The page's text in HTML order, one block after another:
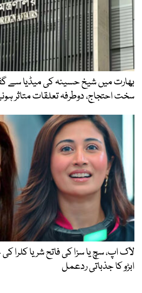
بھارت میں شیخ حسینہ کی میڈیا سے
سخت احتجاج، دوطرفہ تعلقات متاثر
لاک اپ، سچ یا سزا کی فاتح شریا کلرا
ابڑو کا جذباتی ردعمل